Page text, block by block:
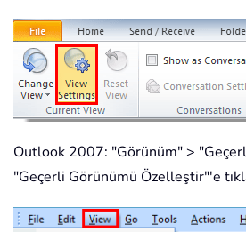
Outlook 2007: "Görünüm" >
"Geçerli Görünümü Özelleştir"'e